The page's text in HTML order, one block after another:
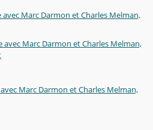
Marc Darmon et Charles Melman,
Marc Darmon et Charles Melman,
Marc Darmon et Charles Melman,